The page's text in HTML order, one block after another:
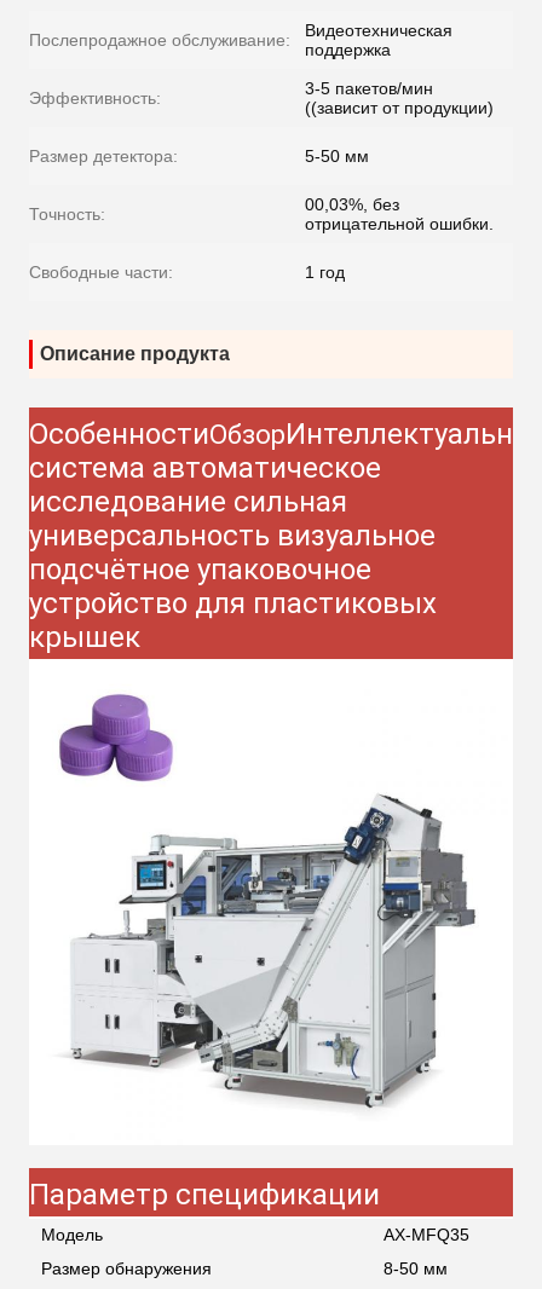
Послепродажное обслуживание:
Видеотехническая
поддержка
Эффективность:
3-5 пакетов/мин
((зависит от продукции)
Размер детектора: 5-50 мм
Точность:
00,03%, без
отрицательной ошибки.
Свободные части: 1 год
Описание продукта
ОсобенностиОбзор
система автоматическое
исследование сильная
универсальность визуальное
подсчётное упаковочное
устройство для пластиковых
крышек
Параметр спецификации
Модель
AX-MFQ35
Размер обнаружения
8-50 мм